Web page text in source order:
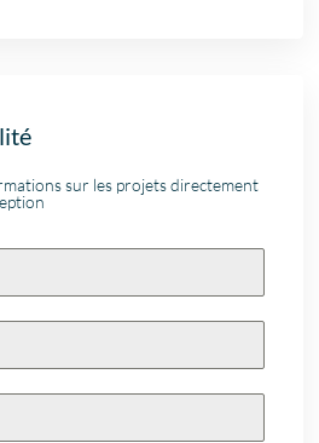
sur les projets directement